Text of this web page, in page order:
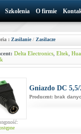
Szkolenia O firmie
: Zasilanie/ Zasilacze
Delta Electronics, Eltek
Gniazdo DC 5,5/
Producent: brak